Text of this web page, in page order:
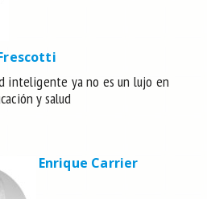
inteligente ya no es un lujo en
y salud
Enrique Carrier